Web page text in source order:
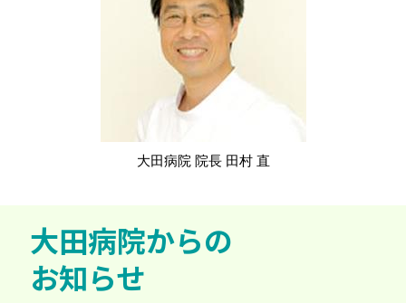
大田病院 院長 田村 直
大田病院からの
お知らせ